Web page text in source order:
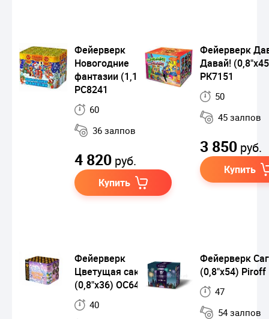
Фейерверк
Новогодние
фантазии (1,1"х36)
РС8241
60
36 залпов
4 820 руб.
Купить
Фейерверк
Давай!
РК7151
50
45 залпов
3 850 руб.
Купить
Фейерверк
Цветущая сакура
(0,8"х36) ОС6422
40
Фейерверк
(0,8"х54) Piroff
47
54 залпов